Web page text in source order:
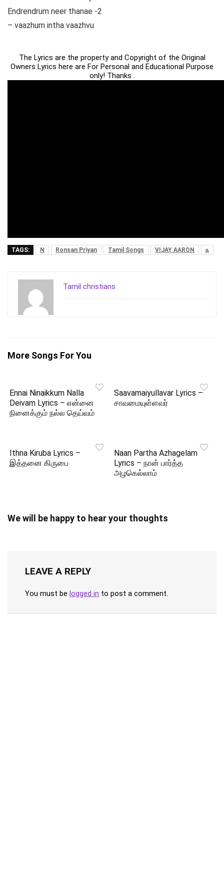
Endrendrum neer thanae -2
– vaazhum intha vaazhvu
The Lyrics are the property and Copyright of the Original
Owners Lyrics here are For Personal and Educational Purpose
only! Thanks .
TAGS: N Ronsan Priyan Tamil Songs VIJAY AARON ந
Tamil christians
More Songs For You
Ennai Ninaikkum Nalla
Deivam Lyrics – என்னை
நினைக்கும் நல்ல தெய்வம்
Saavamaiyullavar Lyrics –
சாவமையுள்ளவர்
Ithna Kiruba Lyrics –
இத்தனை கிருபை
Naan Partha Azhagelam
Lyrics – நான் பார்த்த
அழகெல்லாம்
We will be happy to hear your thoughts
LEAVE A REPLY
You must be logged in to post a comment.